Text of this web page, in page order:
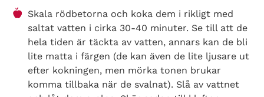
Skala rödbetorna och koka dem i rikligt med
saltat vatten i cirka 30-40 minuter. Se till att de
hela tiden är täckta av vatten, annars kan de bli
lite matta i färgen (de kan även de lite ljusare ut
efter kokningen, men mörka tonen brukar
komma tillbaka när de svalnat). Slå av vattnet